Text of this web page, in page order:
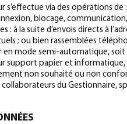
s’effectue via des opérations
blocage,
: à la suite d’envois directs à
; ou bien rassemblées
mode semi-automatique,
support papier et
non souhaité ou non
du Gestionnaire,